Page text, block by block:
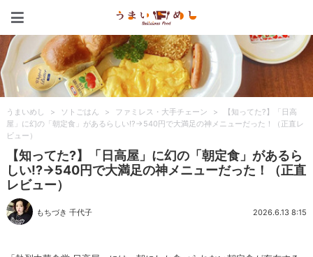
うまいめし > ソトごはん > ファミレス・大手チェーン >
【知ってた?】「日高
屋」に幻の「朝定食」があるらしい!?→540円で大満足の神メニューだった！（正直レ
ビュー）
【知ってた?】「日高屋」に幻の「朝定食」があるら
しい!?→540円で大満足の神メニューだった！（正直
レビュー）
もちづき 千代子 2026.6.13 8:15